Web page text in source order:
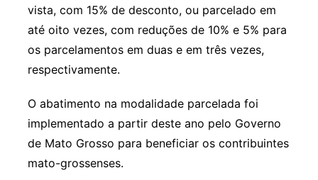
vista, com 15% de desconto, ou parcelado em
até oito vezes, com reduções de 10% e 5% para
os parcelamentos em duas e em três vezes,
respectivamente.
O abatimento na modalidade parcelada foi
implementado a partir deste ano pelo Governo
de Mato Grosso para beneficiar os contribuintes
mato-grossenses.